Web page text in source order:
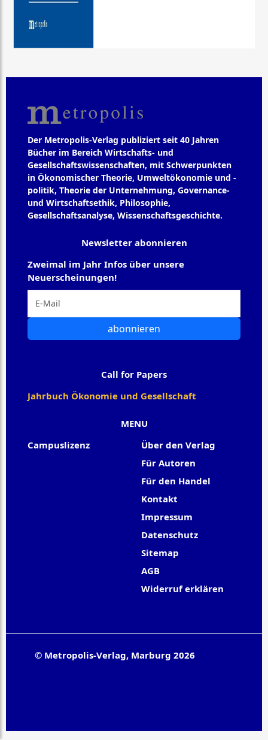
Der Metropolis-Verlag publiziert seit 40 Jahren
Bücher im Bereich Wirtschafts- und
Gesellschaftswissenschaften, mit Schwerpunkten
in Ökonomischer Theorie, Umweltökonomie und -
politik, Theorie der Unternehmung, Governance-
und Wirtschaftsethik, Philosophie,
Gesellschaftsanalyse, Wissenschaftsgeschichte.
MENU
Campuslizenz
Über den Verlag
Für Autoren
Für den Handel
Kontakt
Impressum
Datenschutz
Sitemap
AGB
Widerruf erklären
Newsletter abonnieren
Zweimal im Jahr Infos über unsere
Neuerscheinungen!
abonnieren
Call for Papers
Jahrbuch Ökonomie und Gesellschaft
© Metropolis-Verlag, Marburg 2026